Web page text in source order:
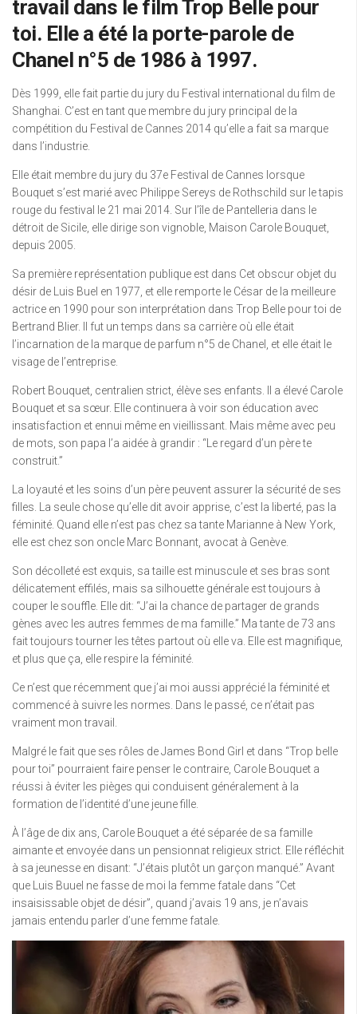
travail dans le film Trop Belle pour
toi. Elle a été la porte-parole de
Chanel n°5 de 1986 à 1997.
Dès 1999, elle fait partie du jury du Festival international du film de
Shanghai. C’est en tant que membre du jury principal de la
compétition du Festival de Cannes 2014 qu’elle a fait sa marque
dans l’industrie.
Elle était membre du jury du 37e Festival de Cannes lorsque
Bouquet s’est marié avec Philippe Sereys de Rothschild sur le tapis
rouge du festival le 21 mai 2014. Sur l’île de Pantelleria dans le
détroit de Sicile, elle dirige son vignoble, Maison Carole Bouquet,
depuis 2005.
Sa première représentation publique est dans Cet obscur objet du
désir de Luis Buel en 1977, et elle remporte le César de la meilleure
actrice en 1990 pour son interprétation dans Trop Belle pour toi de
Bertrand Blier. Il fut un temps dans sa carrière où elle était
l’incarnation de la marque de parfum n°5 de Chanel, et elle était le
visage de l’entreprise.
Robert Bouquet, centralien strict, élève ses enfants. Il a élevé Carole
Bouquet et sa sœur. Elle continuera à voir son éducation avec
insatisfaction et ennui même en vieillissant. Mais même avec peu
de mots, son papa l’a aidée à grandir : “Le regard d’un père te
construit.”
La loyauté et les soins d’un père peuvent assurer la sécurité de ses
filles. La seule chose qu’elle dit avoir apprise, c’est la liberté, pas la
féminité. Quand elle n’est pas chez sa tante Marianne à New York,
elle est chez son oncle Marc Bonnant, avocat à Genève.
Son décolleté est exquis, sa taille est minuscule et ses bras sont
délicatement effilés, mais sa silhouette générale est toujours à
couper le souffle. Elle dit: “J’ai la chance de partager de grands
gènes avec les autres femmes de ma famille.” Ma tante de 73 ans
fait toujours tourner les têtes partout où elle va. Elle est magnifique,
et plus que ça, elle respire la féminité.
Ce n’est que récemment que j’ai moi aussi apprécié la féminité et
commencé à suivre les normes. Dans le passé, ce n’était pas
vraiment mon travail.
Malgré le fait que ses rôles de James Bond Girl et dans “Trop belle
pour toi” pourraient faire penser le contraire, Carole Bouquet a
réussi à éviter les pièges qui conduisent généralement à la
formation de l’identité d’une jeune fille.
À l’âge de dix ans, Carole Bouquet a été séparée de sa famille
aimante et envoyée dans un pensionnat religieux strict. Elle réfléchit
à sa jeunesse en disant: “J’étais plutôt un garçon manqué.” Avant
que Luis Buuel ne fasse de moi la femme fatale dans “Cet
insaisissable objet de désir”, quand j’avais 19 ans, je n’avais
jamais entendu parler d’une femme fatale.